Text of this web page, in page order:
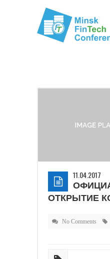
11.04.2017
ОТКРЫТИЕ
No Comments